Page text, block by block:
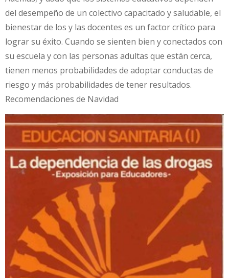
del desempeño de un colectivo capacitado y saludable, el
bienestar de los y las docentes es un factor crítico para
lograr su éxito. Cuando se sienten bien y conectados con
su escuela y con las personas adultas que están cerca,
tienen menos probabilidades de adoptar conductas de
riesgo y más probabilidades de tener resultados.
Recomendaciones de Navidad